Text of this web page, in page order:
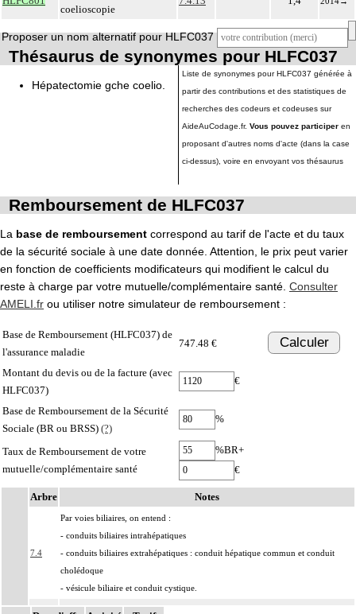
coelioscopie
Proposer un nom alternatif pour HLFC037
Thésaurus de synonymes pour HLFC037
Hépatectomie gche coelio.
Liste de synonymes pour HLFC037 générée à
partir des contributions et des statistiques de
recherches des codeurs et codeuses sur
AideAuCodage.fr. Vous pouvez participer en
proposant d'autres noms d'acte (dans la case
ci-dessus), voire en envoyant vos thésaurus
Remboursement de HLFC037
La base de remboursement correspond au tarif de l'acte et du taux
de la sécurité sociale à une date donnée. Attention, le prix peut varier
en fonction de coefficients modificateurs qui modifient le calcul du
reste à charge par votre mutuelle/complémentaire santé. Consulter
AMELI.fr ou utiliser notre simulateur de remboursement :
Base de Remboursement (HLFC037) de
l'assurance maladie
747.48 € Calculer
Montant du devis ou de la facture (avec
HLFC037)
€
Base de Remboursement de la Sécurité
Sociale (BR ou BRSS) (?)
%
Taux de Remboursement de votre
mutuelle/complémentaire santé
%BR+
€
Arbre Notes
7.4
Par voies biliaires, on entend :
- conduits biliaires intrahépatiques
- conduits biliaires extrahépatiques : conduit hépatique commun et conduit
cholédoque
- vésicule biliaire et conduit cystique.
Par voie biliaire principale, on entend :